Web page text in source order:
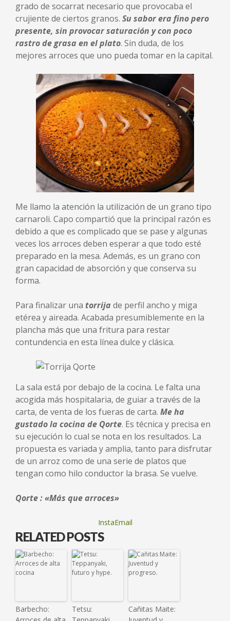
grado de socarrat necesario que provocaba el
crujiente de ciertos granos. Su sabor era fino pero
presente, sin provocar saturación y con poco
rastro de grasa en el plato. Sin duda, de los
mejores arroces que uno pueda tomar en la capital.
Me llamo la atención la utilización de un grano tipo
carnaroli. Capo compartió que la principal razón es
debido a que es complicado que se pase y algunas
veces los arroces deben esperar a que todo esté
preparado en la mesa. Además, es un grano con
gran capacidad de absorción y que conserva su
forma.
Para finalizar una torrija de perfil ancho y miga
etérea y aireada. Acabada presumiblemente en la
plancha más que una fritura para restar
contundencia en esta línea dulce y clásica.
La sala está por debajo de la cocina. Le falta una
acogida más hospitalaria, de guiar a través de la
carta, de venta de los fueras de carta. Me ha
gustado la cocina de Qorte. Es técnica y precisa en
su ejecución lo cual se nota en los resultados. La
propuesta es variada y amplia, tanto para disfrutar
de un arroz como de una serie de platos que
tengan como hilo conductor la brasa. Se vuelve.
Qorte : «Más que arroces»
InstaEmail
RELATED POSTS
Barbecho:
Tetsu:
Cañitas Maite: